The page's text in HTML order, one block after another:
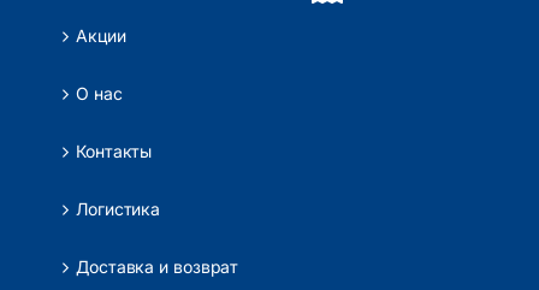
Акции
О нас
Контакты
Логистика
Доставка и возврат